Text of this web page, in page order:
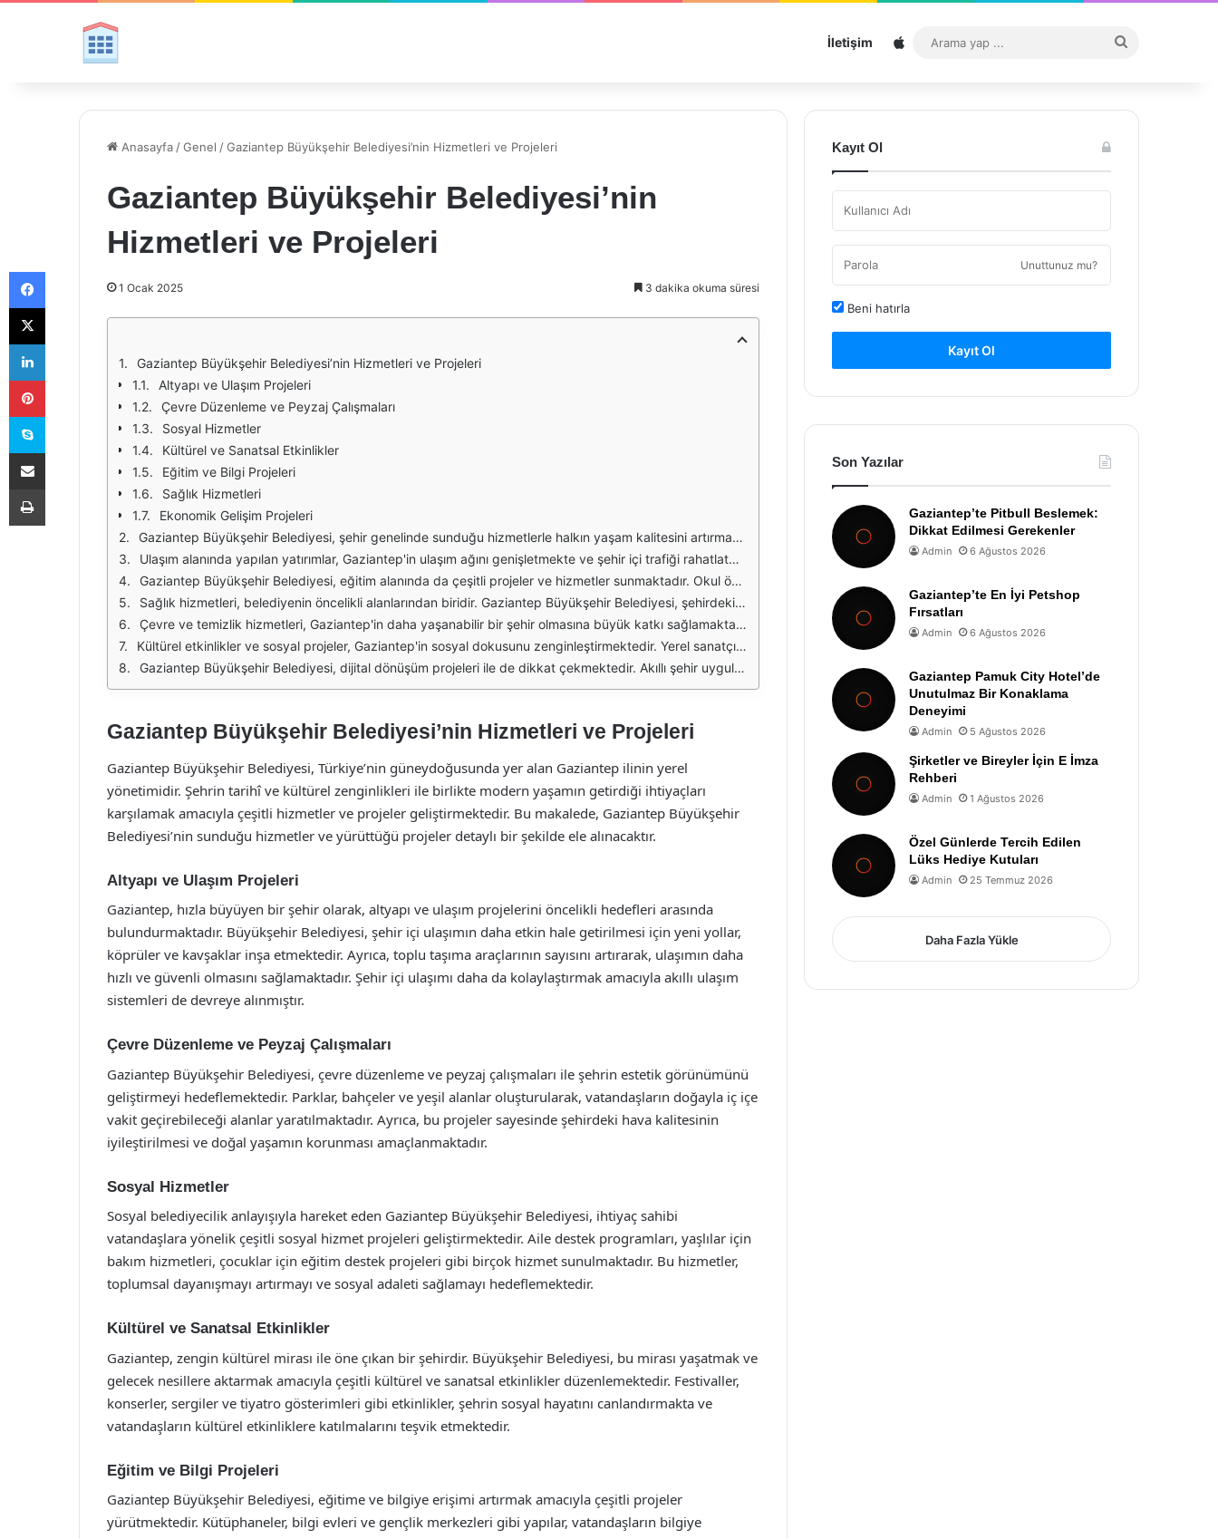
İletişim Sitemap
...
Anasayfa /Genel /Gaziantep Büyükşehir Belediyesi’nin Hizmetleri ve Projeleri
Gaziantep Büyükşehir Belediyesi’nin
Hizmetleri ve Projeleri
1 Ocak 2025 3 dakika okuma süresi
Gaziantep Büyükşehir Belediyesi’nin Hizmetleri ve Projeleri
Altyapı ve Ulaşım Projeleri
Çevre Düzenleme ve Peyzaj Çalışmaları
Sosyal Hizmetler
Kültürel ve Sanatsal Etkinlikler
Eğitim ve Bilgi Projeleri
Sağlık Hizmetleri
Ekonomik Gelişim Projeleri
Gaziantep Büyükşehir Belediyesi, şehir genelinde sunduğu hizmetlerle halkın yaşam kalitesini artırmayı hedeflemektedir. Sosyal yardımlar, ulaşım, altyapı projeleri gibi birçok alanda yürütülen çalışmalar, şehrin modernleşmesine katkıda bulunmaktadır. Özellikle dezavantajlı gruplara yönelik projeler, toplumsal dayanışmayı güçlendirmektedir.
Ulaşım alanında yapılan yatırımlar, Gaziantep'in ulaşım ağını genişletmekte ve şehir içi trafiği rahatlatmaktadır. Yeni otobüs hatları, raylı sistem projeleri ve bisiklet yolları gibi uygulamalar, hem çevre dostu hem de ekonomik ulaşım seçenekleri sunmaktadır. Böylece, vatandaşların günlük yaşamında ulaşımın daha konforlu hale gelmesi sağlanmaktadır.
Gaziantep Büyükşehir Belediyesi, eğitim alanında da çeşitli projeler ve hizmetler sunmaktadır. Okul öncesi eğitimden yükseköğretime kadar birçok düzeyde destekleyici programlar düzenlenmektedir. Ayrıca, gençler için kütüphaneler, bilgi evleri ve sosyal etkinlikler, kişisel gelişimlerine katkı sağlamaktadır.
Sağlık hizmetleri, belediyenin öncelikli alanlarından biridir. Gaziantep Büyükşehir Belediyesi, şehirdeki sağlık tesislerinin sayısını artırmayı ve sağlık hizmetlerinin kalitesini yükseltmeyi amaçlamaktadır. Mobil sağlık hizmetleri, aile sağlığı merkezleri ve sağlık taramaları gibi projelerle, halkın sağlık bilincini artırmak hedeflenmektedir.
Çevre ve temizlik hizmetleri, Gaziantep'in daha yaşanabilir bir şehir olmasına büyük katkı sağlamaktadır. Atık yönetimi, geri dönüşüm projeleri ve yeşil alanların artırılması gibi uygulamalar, çevre bilincini güçlendirmektedir. Ayrıca, şehirdeki park ve bahçelerin düzenlenmesi, vatandaşların doğal alanlarda vakit geçirmesine olanak tanımaktadır.
Kültürel etkinlikler ve sosyal projeler, Gaziantep'in sosyal dokusunu zenginleştirmektedir. Yerel sanatçılara destek verilmesi, festivallerin düzenlenmesi ve çeşitli sosyal etkinliklerin hayata geçirilmesi, halkın kültürel aktivitelerden faydalanmasını sağlamaktadır. Bu projeler, şehirdeki sosyal dayanışmayı artırmakta ve toplumsal bağları güçlendirmektedir.
Gaziantep Büyükşehir Belediyesi, dijital dönüşüm projeleri ile de dikkat çekmektedir. Akıllı şehir uygulamaları, halkın hizmetlere erişimini kolaylaştırmakta ve belediyenin hizmetlerini daha verimli hale getirmektedir. Mobil uygulamalar ve online platformlar aracılığıyla, vatandaşlar ihtiyaç duydukları bilgilere hızlı bir şekilde ulaşabilmektedir.
Gaziantep Büyükşehir Belediyesi’nin Hizmetleri ve Projeleri
Gaziantep Büyükşehir Belediyesi, Türkiye’nin güneydoğusunda yer alan Gaziantep ilinin yerel
yönetimidir. Şehrin tarihî ve kültürel zenginlikleri ile birlikte modern yaşamın getirdiği ihtiyaçları
karşılamak amacıyla çeşitli hizmetler ve projeler geliştirmektedir. Bu makalede, Gaziantep Büyükşehir
Belediyesi’nin sunduğu hizmetler ve yürüttüğü projeler detaylı bir şekilde ele alınacaktır.
Altyapı ve Ulaşım Projeleri
Gaziantep, hızla büyüyen bir şehir olarak, altyapı ve ulaşım projelerini öncelikli hedefleri arasında
bulundurmaktadır. Büyükşehir Belediyesi, şehir içi ulaşımın daha etkin hale getirilmesi için yeni yollar,
köprüler ve kavşaklar inşa etmektedir. Ayrıca, toplu taşıma araçlarının sayısını artırarak, ulaşımın daha
hızlı ve güvenli olmasını sağlamaktadır. Şehir içi ulaşımı daha da kolaylaştırmak amacıyla akıllı ulaşım
sistemleri de devreye alınmıştır.
Çevre Düzenleme ve Peyzaj Çalışmaları
Gaziantep Büyükşehir Belediyesi, çevre düzenleme ve peyzaj çalışmaları ile şehrin estetik görünümünü
geliştirmeyi hedeflemektedir. Parklar, bahçeler ve yeşil alanlar oluşturularak, vatandaşların doğayla iç içe
vakit geçirebileceği alanlar yaratılmaktadır. Ayrıca, bu projeler sayesinde şehirdeki hava kalitesinin
iyileştirilmesi ve doğal yaşamın korunması amaçlanmaktadır.
Sosyal Hizmetler
Sosyal belediyecilik anlayışıyla hareket eden Gaziantep Büyükşehir Belediyesi, ihtiyaç sahibi
vatandaşlara yönelik çeşitli sosyal hizmet projeleri geliştirmektedir. Aile destek programları, yaşlılar için
bakım hizmetleri, çocuklar için eğitim destek projeleri gibi birçok hizmet sunulmaktadır. Bu hizmetler,
toplumsal dayanışmayı artırmayı ve sosyal adaleti sağlamayı hedeflemektedir.
Kültürel ve Sanatsal Etkinlikler
Gaziantep, zengin kültürel mirası ile öne çıkan bir şehirdir. Büyükşehir Belediyesi, bu mirası yaşatmak ve
gelecek nesillere aktarmak amacıyla çeşitli kültürel ve sanatsal etkinlikler düzenlemektedir. Festivaller,
konserler, sergiler ve tiyatro gösterimleri gibi etkinlikler, şehrin sosyal hayatını canlandırmakta ve
vatandaşların kültürel etkinliklere katılmalarını teşvik etmektedir.
Eğitim ve Bilgi Projeleri
Gaziantep Büyükşehir Belediyesi, eğitime ve bilgiye erişimi artırmak amacıyla çeşitli projeler
yürütmektedir. Kütüphaneler, bilgi evleri ve gençlik merkezleri gibi yapılar, vatandaşların bilgiye
Kayıt Ol
Unuttunuz mu?
Beni hatırla
Kayıt Ol
Son Yazılar
Gaziantep’te Pitbull Beslemek:
Dikkat Edilmesi Gerekenler
Admin 6 Ağustos 2026
Gaziantep’te En İyi Petshop
Fırsatları
Admin 6 Ağustos 2026
Gaziantep Pamuk City Hotel’de
Unutulmaz Bir Konaklama
Deneyimi
Admin 5 Ağustos 2026
Şirketler ve Bireyler İçin E İmza
Rehberi
Admin 1 Ağustos 2026
Özel Günlerde Tercih Edilen
Lüks Hediye Kutuları
Admin 25 Temmuz 2026
Daha Fazla Yükle
Facebook
X
LinkedIn
Pinterest
Skype
E-Posta ile paylaş